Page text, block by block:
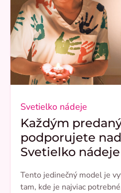
Svetielko nádeje
Každým
podporujete
Svetielko nádeje
Tento jedinečný model je
tam, kde je najviac